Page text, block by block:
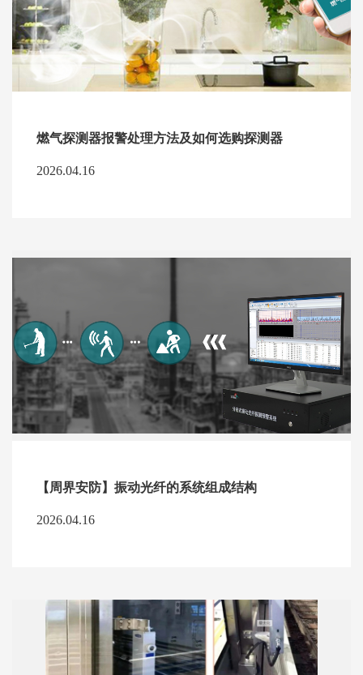
燃气探测器报警处理方法及如何选购探测器
2026.04.16
【周界安防】振动光纤的系统组成结构
2026.04.16